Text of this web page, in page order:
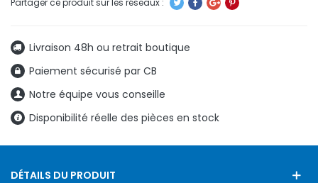
Livraison 48h ou retrait boutique
Paiement sécurisé par CB
Notre équipe vous conseille
Disponibilité réelle des pièces en stock
DÉTAILS DU PRODUIT